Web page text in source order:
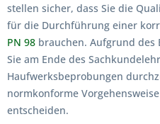
stellen sicher, dass Sie die
für die Durchführung einer
PN 98 brauchen. Aufgrund des
Sie am Ende des
Haufwerksbeprobungen
normkonforme
entscheiden.